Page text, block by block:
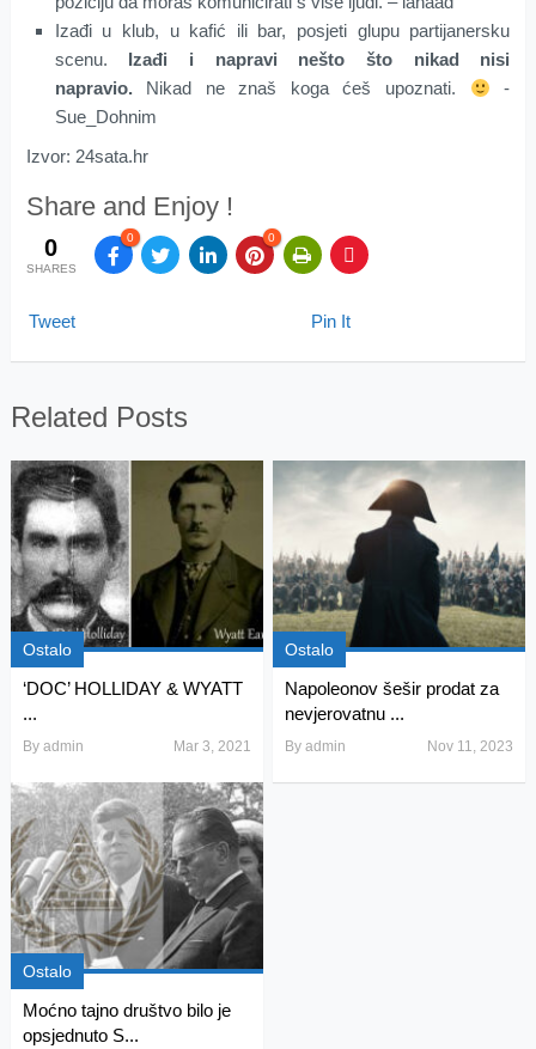
Izađi u klub, u kafić ili bar, posjeti glupu partijanersku
scenu. Izađi i napravi nešto što nikad nisi
napravio. Nikad ne znaš koga ćeš upoznati.
-
Sue_Dohnim
Izvor: 24sata.hr
Share and Enjoy !
0
SHARES
0 0
Tweet Pin It
Related Posts
Ostalo
‘DOC’ HOLLIDAY & WYATT
...
By admin Mar 3, 2021
Ostalo
Napoleonov šešir prodat za
nevjerovatnu ...
Byadmin Nov 11, 2023
Ostalo
Moćno tajno društvo bilo je
opsjednuto S...